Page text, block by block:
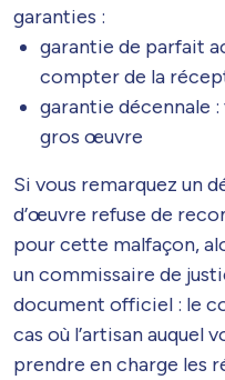
garanties :
garantie de parfait
compter de la
garantie décennale :
gros œuvre
Si vous remarquez un
d’œuvre refuse de
pour cette malfaçon,
un commissaire de
document officiel : le
cas où l’artisan auquel
prendre en charge les